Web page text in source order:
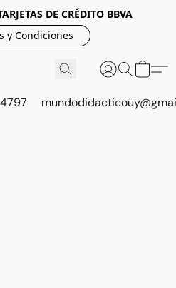
DE CRÉDITO BBVA
y Condiciones